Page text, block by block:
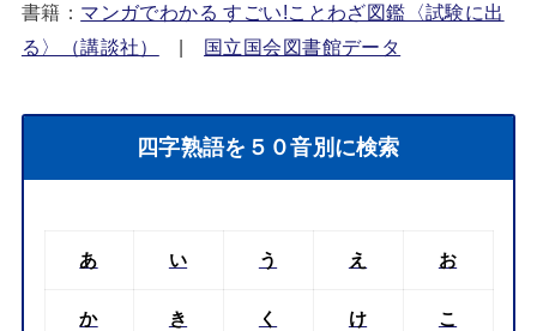
書籍： マンガでわかる すごい!ことわざ図鑑〈試験に出
る〉（講談社）
| 国立国会図書館データ
四字熟語を５０音別に検索
あ い う え お
か き く け こ